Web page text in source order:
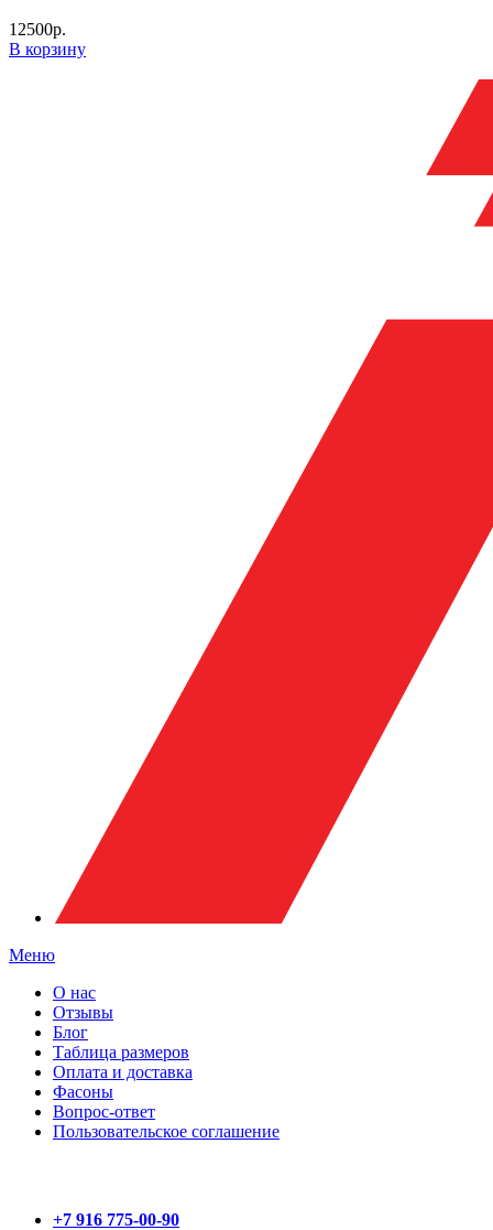
12500р.
В корзину
Меню
О нас
Отзывы
Блог
Таблица размеров
Оплата и доставка
Фасоны
Вопрос-ответ
Пользовательское соглашение
+7 916 775-00-90